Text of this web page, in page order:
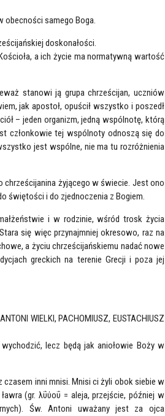
obecności samego Boga.
doskonałości.
a ich życie ma normatywną wartość
stanowi ją grupa chrześcijan, uczniów
jak apostoł, opuścił wszystko i poszedł
– jeden organizm, jedną wspólnotę, którą
członkowie tej wspólnoty odnoszą się do
jest wspólne, nie ma tu rozróżnienia
żyjącego w świecie. Jest ono
świętości i do zjednoczenia z Bogiem.
i w rodzinie, wśród trosk życia
się więc przynajmniej okresowo, raz na
a życiu chrześcijańskiemu nadać nowe
greckich na terenie Grecji i poza jej
WIELKI, PACHOMIUSZ, EUSTACHIUSZ
lecz będą jak aniołowie Boży w
czasem inni mnisi. Mnisi ci żyli obok siebie w
(gr. λΰύοΰ = aleja, przejście, później w
Św. Antoni uważany jest za ojca